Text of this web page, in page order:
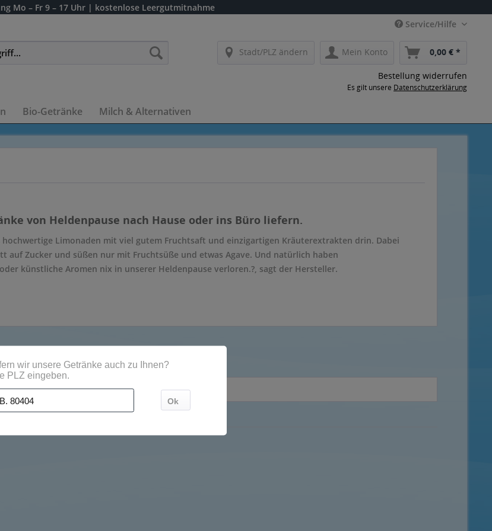
Mo – Fr 9 – 17 Uhr | kostenlose Leergutmitnahme
Service/Hilfe
Stadt/PLZ ändern Mein Konto 0,00 € *
Bestellung widerrufen
Es gilt unsere Datenschutzerklärung
Bio-Getränke Milch & Alternativen
von Heldenpause nach Hause oder ins Büro liefern.
hochwertige Limonaden mit viel gutem Fruchtsaft und einzigartigen Kräuterextrakten drin. Dabei
auf Zucker und süßen nur mit Fruchtsüße und etwas Agave. Und natürlich haben
künstliche Aromen nix in unserer Heldenpause verloren.?, sagt der Hersteller.
Orten und Postleitzahl-Gebieten geliefert